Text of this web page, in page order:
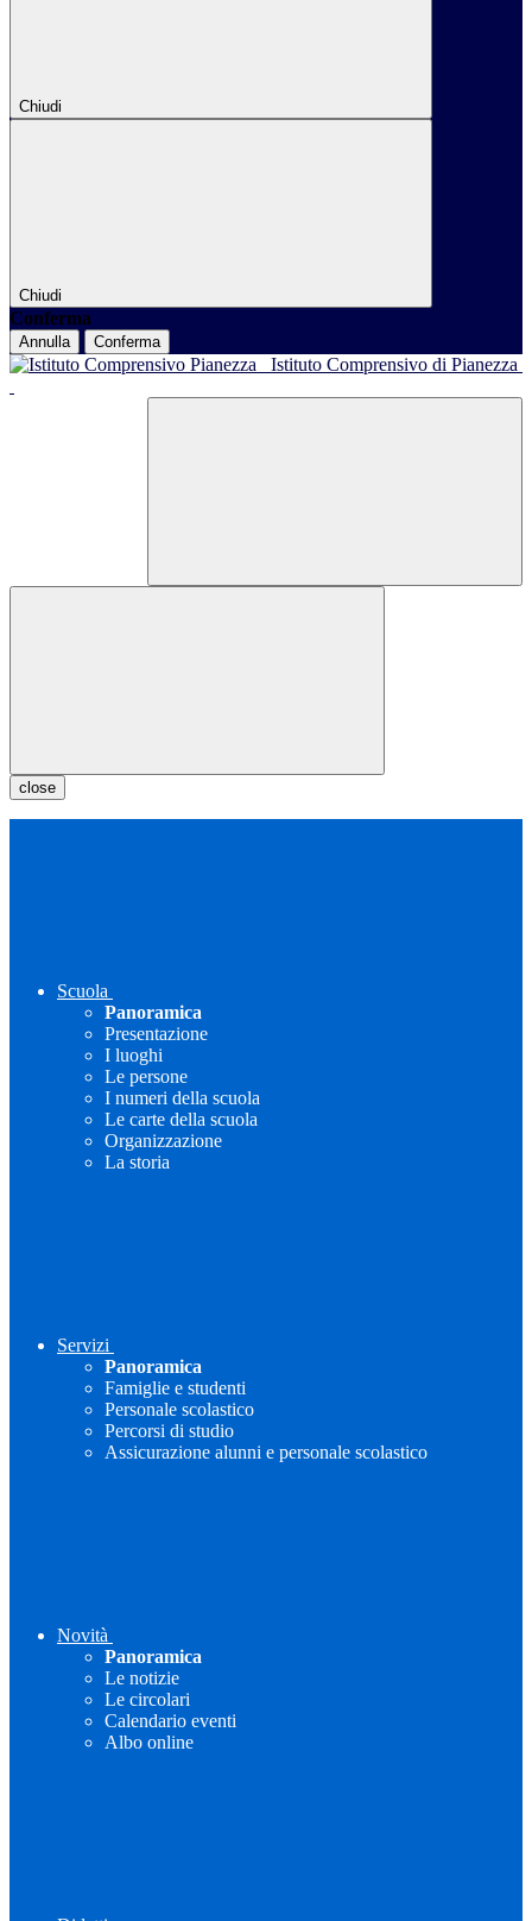
Chiudi
Chiudi
Conferma
Annulla Conferma
Istituto Comprensivo di Pianezza
close
Scuola
Panoramica
Presentazione
I luoghi
Le persone
I numeri della scuola
Le carte della scuola
Organizzazione
La storia
Servizi
Panoramica
Famiglie e studenti
Personale scolastico
Percorsi di studio
Assicurazione alunni e personale scolastico
Novità
Panoramica
Le notizie
Le circolari
Calendario eventi
Albo online